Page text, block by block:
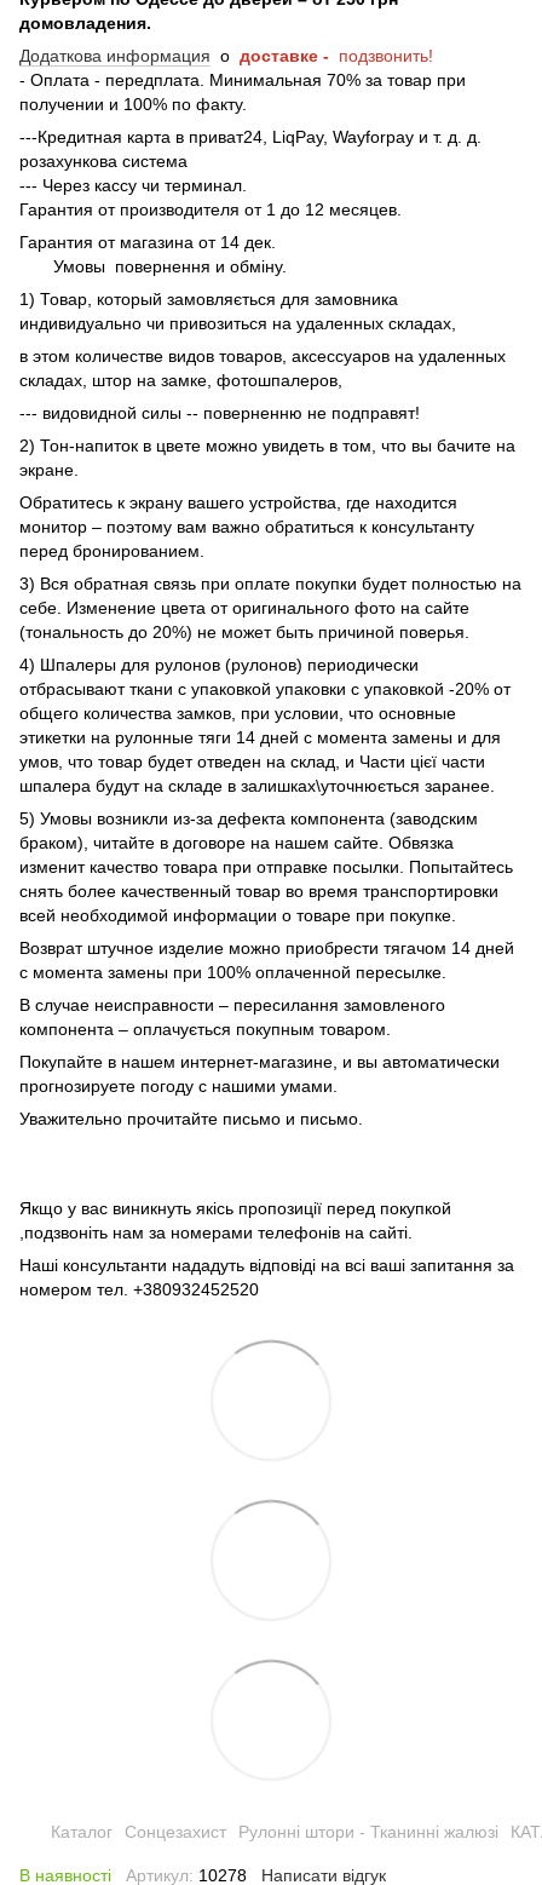
домовладения.
Додаткова информация о доставке - подзвонить!
- Оплата - передплата. Минимальная 70% за товар при
получении и 100% по факту.
---Кредитная карта в приват24, LiqPay, Wayforpay и т. д. д.
розахункова система
--- Через кассу чи терминал.
Гарантия от производителя от 1 до 12 месяцев.
Гарантия от магазина от 14 дек.
Умовы повернення и обміну.
1) Товар, который замовляється для замовника
индивидуально чи привозиться на удаленных складах,
в этом количестве видов товаров, аксессуаров на удаленных
складах, штор на замке, фотошпалеров,
--- видовидной силы -- поверненню не подправят!
2) Тон-напиток в цвете можно увидеть в том, что вы бачите на
экране.
Обратитесь к экрану вашего устройства, где находится
монитор – поэтому вам важно обратиться к консультанту
перед бронированием.
3) Вся обратная связь при оплате покупки будет полностью на
себе. Изменение цвета от оригинального фото на сайте
(тональность до 20%) не может быть причиной поверья.
4) Шпалеры для рулонов (рулонов) периодически
отбрасывают ткани с упаковкой упаковки с упаковкой -20% от
общего количества замков, при условии, что основные
этикетки на рулонные тяги 14 дней с момента замены и для
умов, что товар будет отведен на склад, и Части цієї части
шпалера будут на складе в залишках\уточнюється заранее.
5) Умовы возникли из-за дефекта компонента (заводским
браком), читайте в договоре на нашем сайте. Обвязка
изменит качество товара при отправке посылки. Попытайтесь
снять более качественный товар во время транспортировки
всей необходимой информации о товаре при покупке.
Возврат штучное изделие можно приобрести тягачом 14 дней
с момента замены при 100% оплаченной пересылке.
В случае неисправности – пересилання замовленого
компонента – оплачується покупным товаром.
Покупайте в нашем интернет-магазине, и вы автоматически
прогнозируете погоду с нашими умами.
Уважительно прочитайте письмо и письмо.
Якщо у вас виникнуть якісь пропозиції перед покупкой
,подзвоніть нам за номерами телефонів на сайті.
Наші консультанти нададуть відповіді на всі ваші запитання за
номером тел. +380932452520
Каталог Сонцезахист Рулонні штори - Тканинні жалюзі
В наявності Артикул: 10278 Написати відгук